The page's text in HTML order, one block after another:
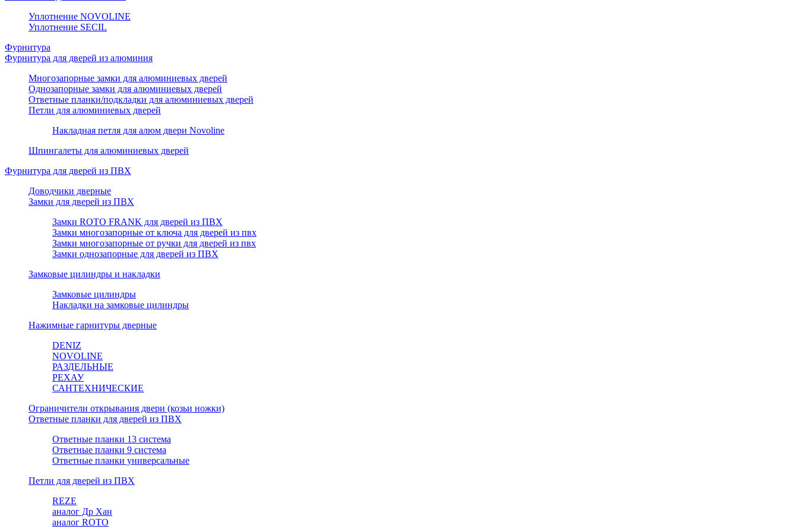
Уплотнение NOVOLINE
Уплотнение SECIL
Фурнитура
Фурнитура для дверей из алюминия
Многозапорные замки для алюминиевых дверей
Однозапорные замки для алюминиевых дверей
Ответные планки/подкладки для алюминиевых дверей
Петли для алюминиевых дверей
Накладная петля для алюм двери Novoline
Шпингалеты для алюминиевых дверей
Фурнитура для дверей из ПВХ
Доводчики дверные
Замки для дверей из ПВХ
Замки ROTO FRANK для дверей из ПВХ
Замки многозапорные от ключа для дверей из пвх
Замки многозапорные от ручки для дверей из пвх
Замки однозапорные для дверей из ПВХ
Замковые цилиндры и накладки
Замковые цилиндры
Накладки на замковые цилиндры
Нажимные гарнитуры дверные
DENIZ
NOVOLINE
РАЗДЕЛЬНЫЕ
РЕХАУ
САНТЕХНИЧЕСКИЕ
Ограничители открывания двери (козьи ножки)
Ответные планки для дверей из ПВХ
Ответные планки 13 система
Ответные планки 9 система
Ответные планки универсальные
Петли для дверей из ПВХ
REZE
аналог Др Хан
аналог ROTO